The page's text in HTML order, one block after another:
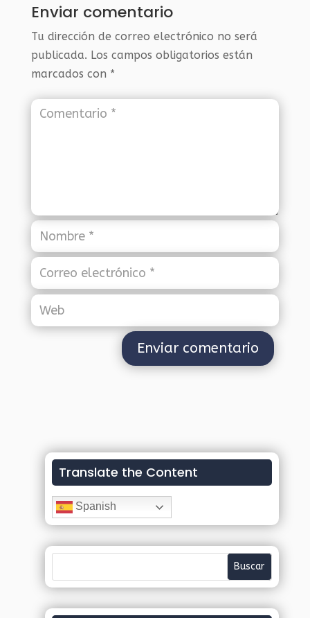
Enviar comentario
Tu dirección de correo electrónico no será
publicada. Los campos obligatorios están
marcados con *
Translate the Content
Spanish